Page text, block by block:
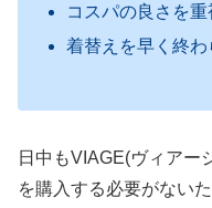
コスパの良さを重
着替えを早く終わ
日中もVIAGE(ヴィアー
を購入する必要がない